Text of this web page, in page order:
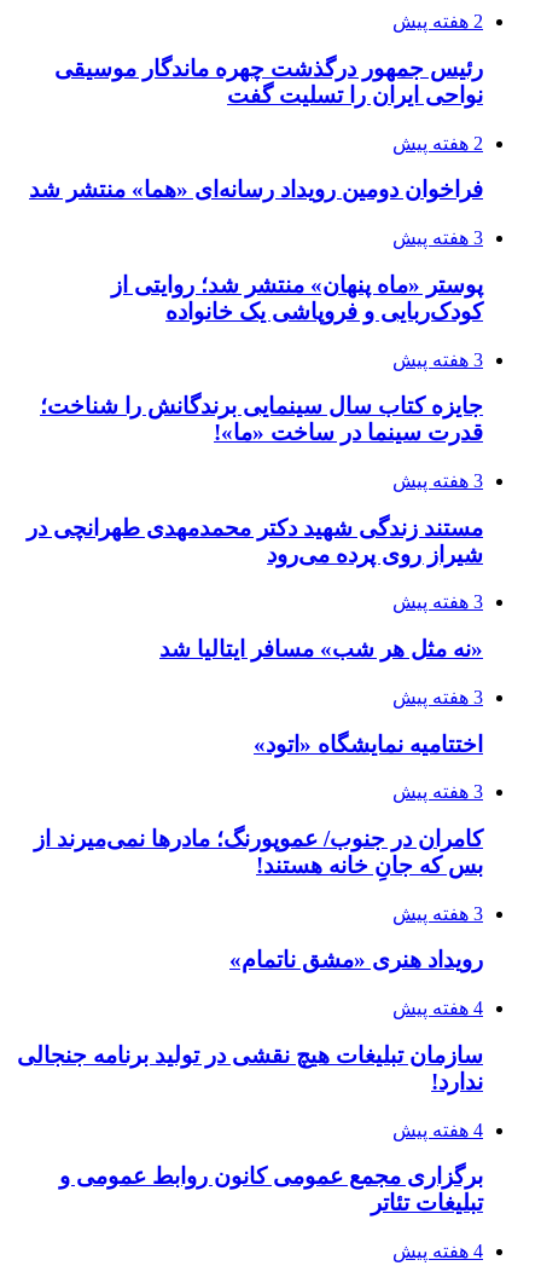
2 هفته پیش
رئیس جمهور درگذشت چهره ماندگار موسیقی
نواحی ایران را تسلیت گفت
2 هفته پیش
فراخوان دومین رویداد رسانه‌ای «هما» منتشر شد
3 هفته پیش
پوستر «ماه پنهان» منتشر شد؛ روایتی از
کودک‌ربایی و فروپاشی یک خانواده
3 هفته پیش
جایزه کتاب سال سینمایی برندگانش را شناخت؛
قدرت سینما در ساخت «ما»!
3 هفته پیش
مستند زندگی شهید دکتر محمدمهدی طهرانچی در
شیراز روی پرده می‌رود
3 هفته پیش
«نه مثل هر شب» مسافر ایتالیا شد
3 هفته پیش
اختتامیه نمایشگاه «اتود»
3 هفته پیش
کامران در جنوب/ عموپورنگ؛ مادرها نمی‌میرند از
بس که جانِ خانه هستند!
3 هفته پیش
رویداد هنری «مشق ناتمام»
4 هفته پیش
سازمان تبلیغات هیچ نقشی در تولید برنامه جنجالی
ندارد!
4 هفته پیش
برگزاری مجمع عمومی کانون روابط عمومی و
تبلیغات تئاتر
4 هفته پیش